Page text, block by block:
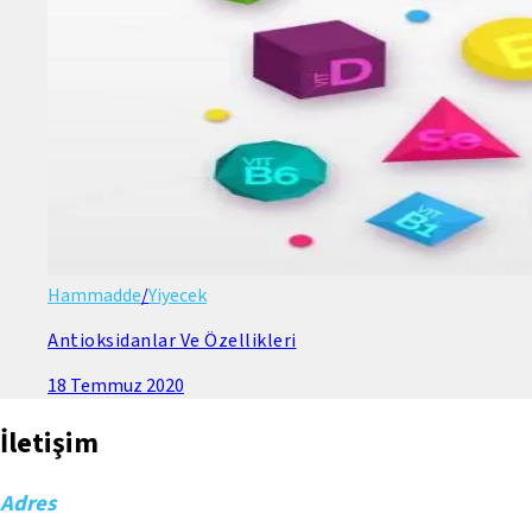
Hammadde/Yiyecek
Antioksidanlar Ve Özellikleri
18 Temmuz 2020
İletişim
Adres